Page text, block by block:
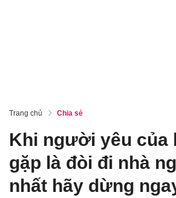
Trang chủ Chia sẻ
Khi người yêu của
gặp là đòi đi nhà
nhất hãy dừng